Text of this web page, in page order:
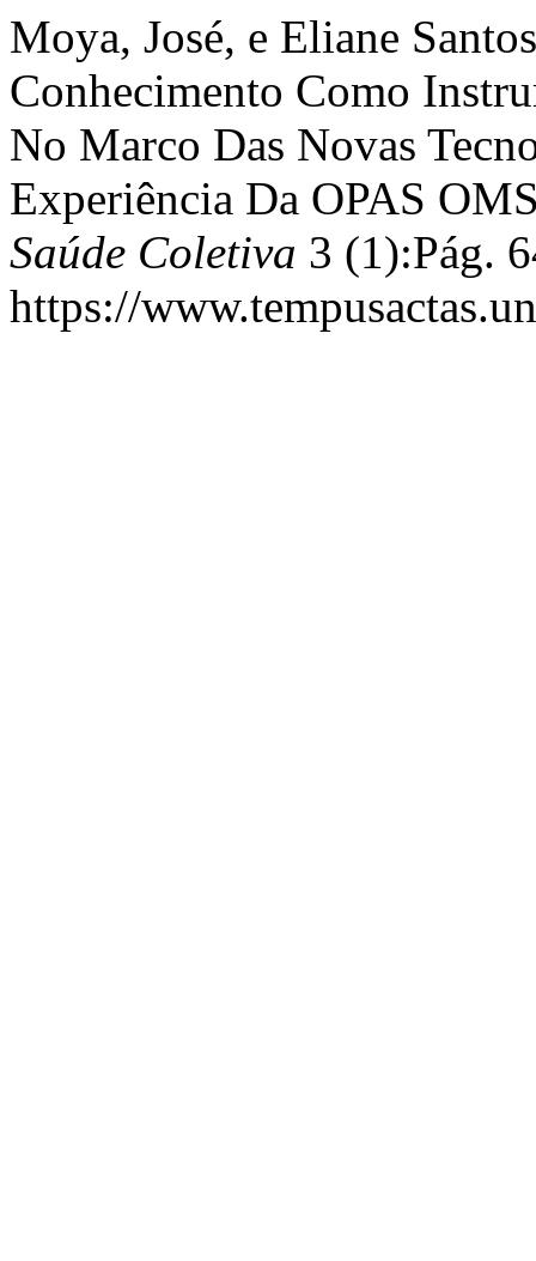
Moya, José, e Eliane
Conhecimento Como
No Marco Das Novas
Experiência Da OPAS
Saúde Coletiva 3 (1):Pág.
https://